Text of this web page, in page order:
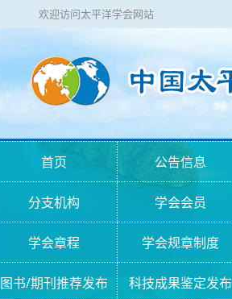
欢迎访问太平洋学会网站
首页 公告信息
分支机构 学会会员
学会章程 学会规章制度
图书/期刊推荐发布 科技成果鉴定发布